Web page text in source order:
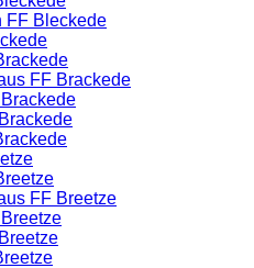
FF Bleckede
FF Brackede
FF Breetze